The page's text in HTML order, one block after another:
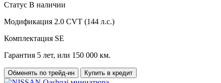
Статус В наличии
Модификация 2.0 CVT (144 л.с.)
Комплектация SE
Гарантия 5 лет, или 150 000 км.
Обменять по трейд-ин Купить в кредит